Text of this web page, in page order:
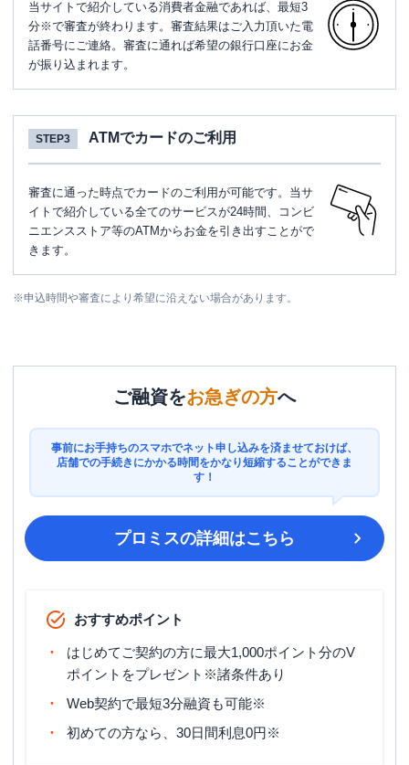
当サイトで紹介している消費者金融であれば、最短3
分※で審査が終わります。審査結果はご入力頂いた電
話番号にご連絡。審査に通れば希望の銀行口座にお金
が振り込まれます。
STEP3 ATMでカードのご利用
審査に通った時点でカードのご利用が可能です。当サ
イトで紹介している全てのサービスが24時間、コンビ
ニエンスストア等のATMからお金を引き出すことがで
きます。
※申込時間や審査により希望に沿えない場合があります。
ご融資をお急ぎの方へ
事前にお手持ちのスマホでネット申し込みを済ませておけば、
店舗での手続きにかかる時間をかなり短縮することができま
す！
プロミスの詳細はこちら
おすすめポイント
はじめてご契約の方に最大1,000ポイント分のV
ポイントをプレゼント※諸条件あり
Web契約で最短3分融資も可能※
初めての方なら、30日間利息0円※